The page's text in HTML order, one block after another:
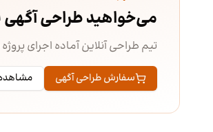
می‌خواهید طراحی
تیم طراحی آنلاین آماده
سفارش طراحی آگهی